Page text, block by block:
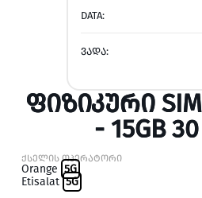
DATA:
ᲕᲐᲓᲐ:
ᲤᲘᲖᲘᲙᲣᲠᲘ
- 15GB
ქსელის ოპერატორი
Orange 5G
Etisalat 5G